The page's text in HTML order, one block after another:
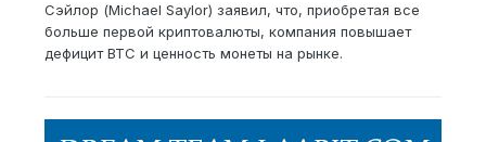
Сэйлор (Michael Saylor) заявил, что, приобретая все
больше первой криптовалюты, компания повышает
дефицит BTC и ценность монеты на рынке.